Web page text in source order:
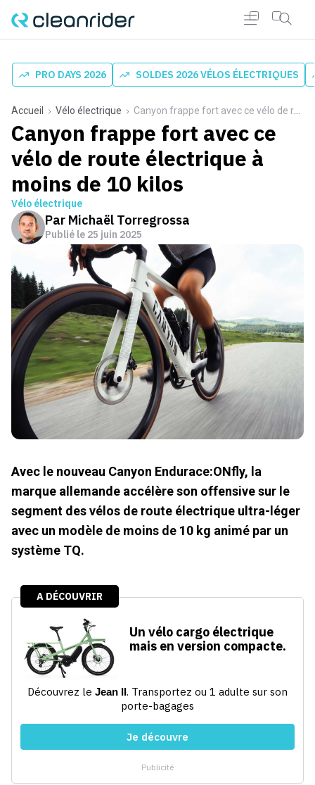
PRO DAYS 2026 SOLDES 2026 VÉLOS ÉLECTRIQUES
Accueil Vélo électrique Canyon frappe fort avec ce vélo de route électrique à moins de 10 kilos
Canyon frappe fort avec ce
vélo de route électrique à
moins de 10 kilos
Vélo électrique
Par Michaël Torregrossa
Publié le 25 juin 2025
Avec le nouveau Canyon Endurace:ONfly, la
marque allemande accélère son offensive sur le
segment des vélos de route électrique ultra-léger
avec un modèle de moins de 10 kg animé par un
système TQ.